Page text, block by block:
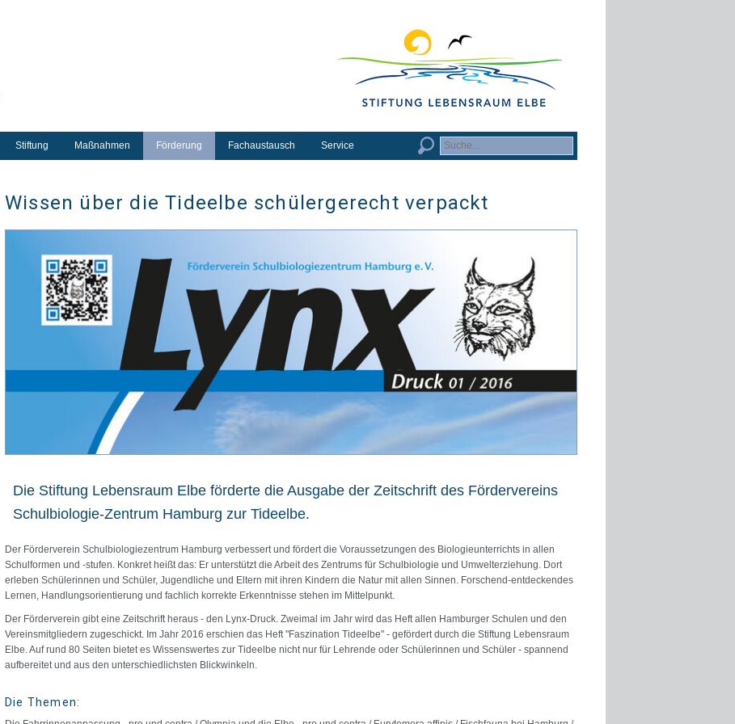
Stiftung Maßnahmen Förderung Fachaustausch Service
Wissen über die Tideelbe schülergerecht verpackt
Die Stiftung Lebensraum Elbe förderte die Ausgabe der Zeitschrift des Fördervereins
Schulbiologie-Zentrum Hamburg zur Tideelbe.
Der Förderverein Schulbiologiezentrum Hamburg verbessert und fördert die Voraussetzungen des Biologieunterrichts in allen
Schulformen und -stufen. Konkret heißt das: Er unterstützt die Arbeit des Zentrums für Schulbiologie und Umwelterziehung. Dort
erleben Schülerinnen und Schüler, Jugendliche und Eltern mit ihren Kindern die Natur mit allen Sinnen. Forschend-entdeckendes
Lernen, Handlungsorientierung und fachlich korrekte Erkenntnisse stehen im Mittelpunkt.
Der Förderverein gibt eine Zeitschrift heraus - den Lynx-Druck. Zweimal im Jahr wird das Heft allen Hamburger Schulen und den
Vereinsmitgliedern zugeschickt. Im Jahr 2016 erschien das Heft "Faszination Tideelbe" - gefördert durch die Stiftung Lebensraum
Elbe. Auf rund 80 Seiten bietet es Wissenswertes zur Tideelbe nicht nur für Lehrende oder Schülerinnen und Schüler - spannend
aufbereitet und aus den unterschiedlichsten Blickwinkeln.
Die Themen: